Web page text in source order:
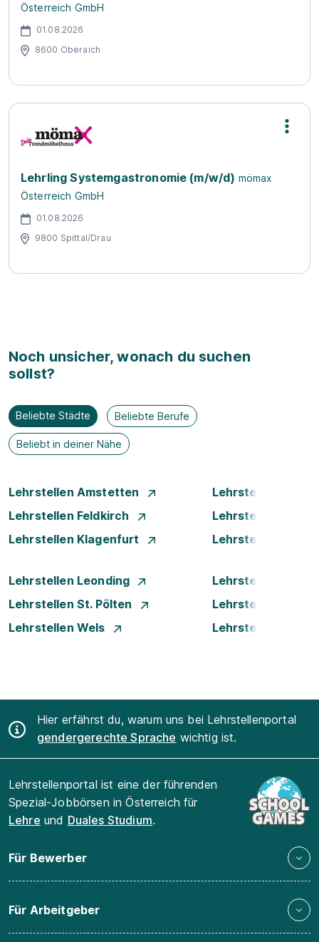
Österreich GmbH
01.08.2026
8600 Oberaich
Lehrling Systemgastronomie (m/w/d) mömax
Österreich GmbH
01.08.2026
9800 Spittal/Drau
Noch unsicher, wonach du suchen
sollst?
Beliebte Städte Beliebte Berufe
Beliebt in deiner Nähe
Lehrstellen Amstetten
Lehrstellen
Lehrstellen Feldkirch
Lehrstellen Graz
Lehrstellen Klagenfurt
Lehrstellen
Lehrstellen Leonding
Lehrstellen Linz
Lehrstellen St. Pölten
Lehrstellen Steyr
Lehrstellen Wels
Lehrstellen Wien
Hier erfährst du, warum uns bei Lehrstellenportal
gendergerechte Sprache wichtig ist.
Lehrstellenportal ist eine der führenden
Spezial-Jobbörsen in Österreich für
Lehre und Duales Studium.
Für Bewerber
Für Arbeitgeber